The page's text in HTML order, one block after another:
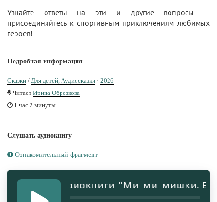
Узнайте ответы на эти и другие вопросы —
присоединяйтесь к спортивным приключениям любимых
героев!
Подробная информация
Сказки / Для детей, Аудиосказки · 2026
Читает Ирина Обрезкова
1 час 2 минуты
Слушать аудиокнигу
Ознакомительный фрагмент
аудиокниги "Ми-ми-мишки.